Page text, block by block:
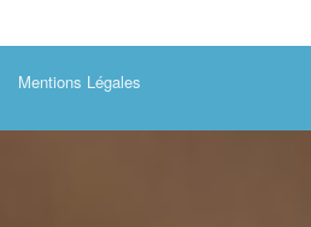
Mentions Légales